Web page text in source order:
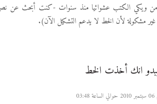
ويكي الكتب عشوائيا منذ سنوات -كنت أبحث عن
مشكولة لأن الخط لا يدعم التشكيل الآن).
انك أخذت الخط